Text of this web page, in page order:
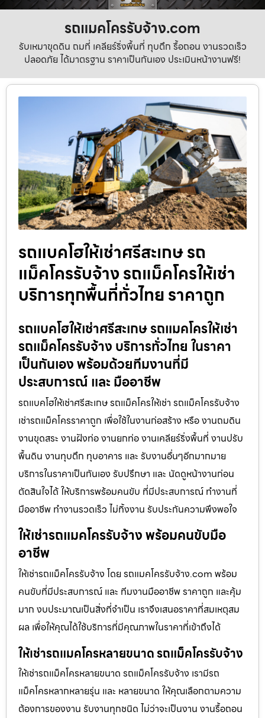
รถแมคโครรับจ้าง.com
รับเหมาขุดดิน ถมที่ เคลียร์ริ่งพื้นที่ ทุบตึก รื้อถอน งานรวดเร็ว
ปลอดภัย ได้มาตรฐาน ราคาเป็นกันเอง ประเมินหน้างานฟรี!
รถแบคโฮให้เช่าศรีสะเกษ รถ
แม็คโครรับจ้าง รถแม็คโครให้เช่า
บริการทุกพื้นที่ทั่วไทย ราคาถูก
รถแบคโฮให้เช่าศรีสะเกษ รถแมคโครให้เช่า
รถแม็คโครรับจ้าง บริการทั่วไทย ในราคา
เป็นกันเอง พร้อมด้วยทีมงานที่มี
ประสบการณ์ และ มืออาชีพ
รถแบคโฮให้เช่าศรีสะเกษ รถแม็คโครให้เช่า รถแม็คโครรับจ้าง
เช่ารถแม็คโครราคาถูก เพื่อใช้ในงานก่อสร้าง หรือ งานถมดิน
งานขุดสระ งานฝังท่อ งานยกท่อ งานเคลียร์ริ่งพื้นที่ งานปรับ
พื้นดิน งานทุบตึก ทุบอาคาร และ รับงานอื่นๆอีกมากมาย
บริการในราคาเป็นกันเอง รับปรึกษา และ นัดดูหน้างานก่อน
ตัดสินใจได้ ให้บริการพร้อมคนขับ ที่มีประสบการณ์ ทำงานที่
มืออาชีพ ทำงานรวดเร็ว ไม่ทิ้งงาน รับประกันความพึงพอใจ
ให้เช่ารถแมคโครรับจ้าง พร้อมคนขับมือ
อาชีพ
ให้เช่ารถแม็คโครรับจ้าง โดย รถแมคโครรับจ้าง.com พร้อม
คนขับที่มีประสบการณ์ และ ทีมงานมืออาชีพ ราคาถูก และคุ้ม
มาก งบประมาณเป็นสิ่งที่จำเป็น เราจึงเสนอราคาที่สมเหตุสม
ผล เพื่อให้คุณได้ใช้บริการที่มีคุณภาพในราคาที่เข้าถึงได้
ให้เช่ารถแมคโครหลายขนาด รถแม็คโครรับจ้าง
ให้เช่ารถแม็คโครหลายขนาด รถแม็คโครรับจ้าง เรามีรถ
แม็คโครหลากหลายรุ่น และ หลายขนาด ให้คุณเลือกตามความ
ต้องการของงาน รับงานทุกชนิด ไม่ว่าจะเป็นงาน งานรื้อถอน